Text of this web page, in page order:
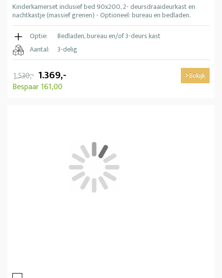
Kinderkamerset inclusief bed 90x200, 2- deursdraaideurkast en
nachtkastje (massief grenen) - Optioneel: bureau en bedladen.
Optie:
Bedladen, bureau en/of 3-deurs kast
Aantal:
3-delig
1.530,- 1.369,-
Bespaar 161,00
Bekijk